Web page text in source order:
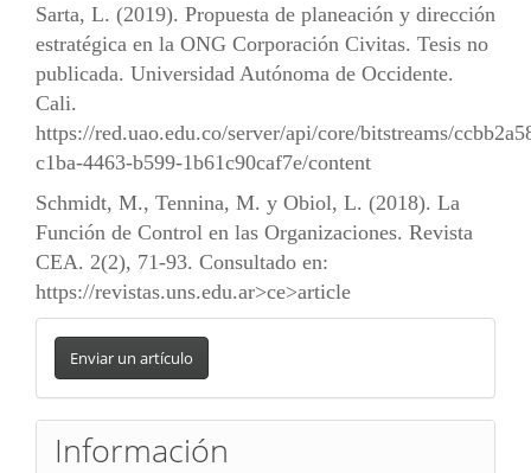
Sarta, L. (2019). Propuesta de planeación y dirección
estratégica en la ONG Corporación Civitas. Tesis no
publicada. Universidad Autónoma de Occidente.
Cali.
https://red.uao.edu.co/server/api/core/bitstreams/
c1ba-4463-b599-1b61c90caf7e/content
Schmidt, M., Tennina, M. y Obiol, L. (2018). La
Función de Control en las Organizaciones. Revista
CEA. 2(2), 71-93. Consultado en:
https://revistas.uns.edu.ar>ce>article
Enviar
un
artículo
Enviar un artículo
Información